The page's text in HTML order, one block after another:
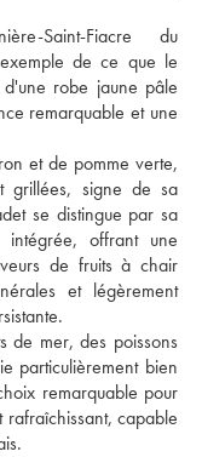
Saint-Fiacre du
de ce que le
robe jaune pâle
remarquable et une
et de pomme verte,
grillées, signe de sa
se distingue par sa
offrant une
de fruits à chair
et légèrement
de mer, des poissons
particulièrement bien
remarquable pour
capable